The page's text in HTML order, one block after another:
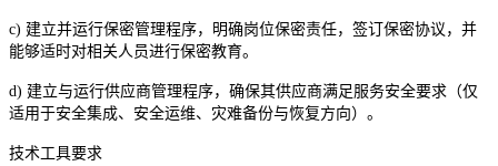
c) 建立并运行保密管理程序，明确岗位保密责任，签订保密协议，并
能够适时对相关人员进行保密教育。
d) 建立与运行供应商管理程序，确保其供应商满足服务安全要求（仅
适用于安全集成、安全运维、灾难备份与恢复方向）。
技术工具要求